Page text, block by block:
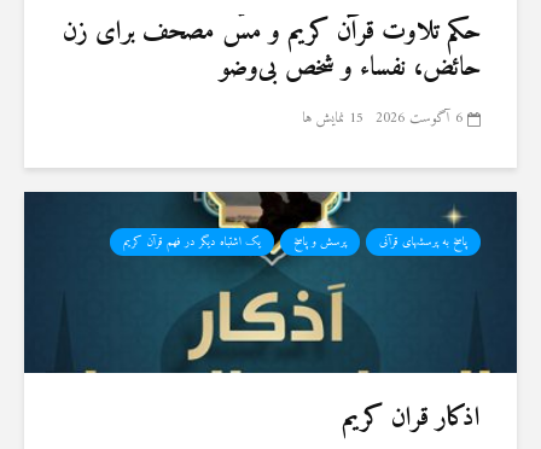
حكم تلاوت قرآن كريم و مسّ مصحف برای زن
حائض، نفساء و شخص بی‌وضو
6 آگوست 2026 15 نمایش ها
پاسخ به پرسشهای قرآنی پرسش و پاسخ یک اشتباه دیگر در فهم قرآن کریم
اذکار قران کریم